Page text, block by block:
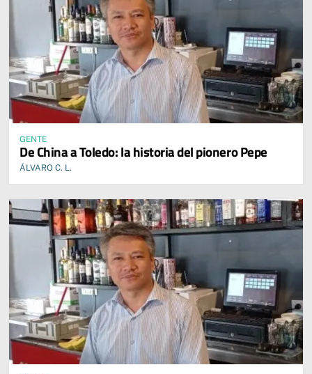
GENTE
De China a Toledo: la historia del pionero Pepe
ÁLVARO C. L.